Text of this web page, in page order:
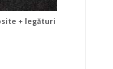
+ legături